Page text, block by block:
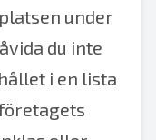
under
du inte
i en lista